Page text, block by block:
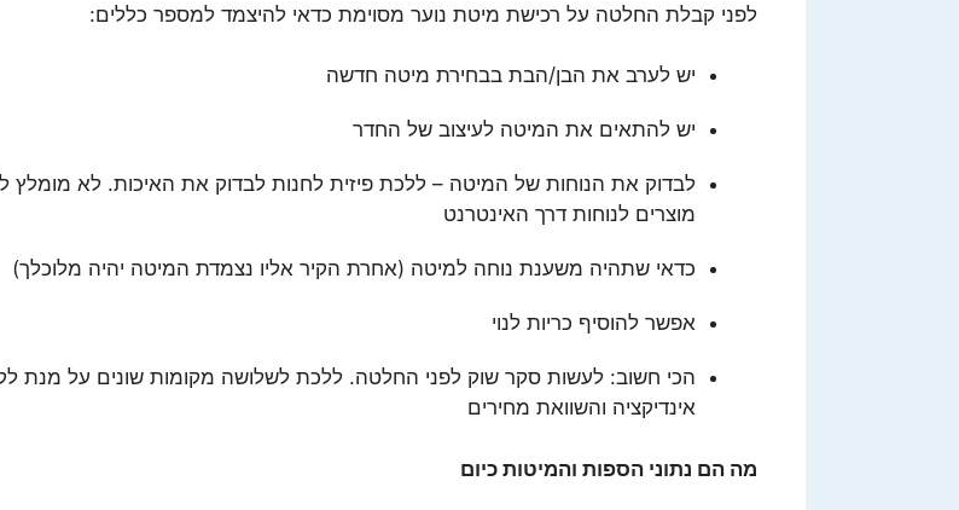
לפני קבלת החלטה על רכישת מיטת נוער מסוימת כדאי להיצמד למספר כללים:
יש לערב את הבן/הבת בבחירת מיטה חדשה
יש להתאים את המיטה לעיצוב של החדר
לבדוק את הנוחות של המיטה – ללכת פיזית לחנות לבדוק את האיכות. לא מומלץ
מוצרים לנוחות דרך האינטרנט
כדאי שתהיה משענת נוחה למיטה (אחרת הקיר אליו נצמדת המיטה יהיה מלוכלך)
אפשר להוסיף כריות לנוי
הכי חשוב: לעשות סקר שוק לפני החלטה. ללכת לשלושה מקומות שונים על מנת
אינדיקציה והשוואת מחירים
מה הם נתוני הספות והמיטות כיום